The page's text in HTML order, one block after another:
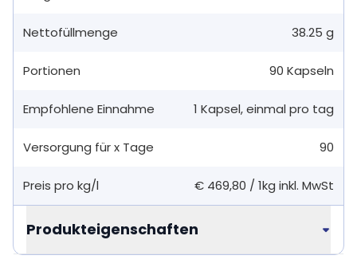
Nettofüllmenge 38.25 g
Portionen 90 Kapseln
Empfohlene Einnahme 1 Kapsel,einmal pro tag
Versorgung für x Tage 90
Preis pro kg/l € 469,80 / 1kg inkl. MwSt
Produkteigenschaften